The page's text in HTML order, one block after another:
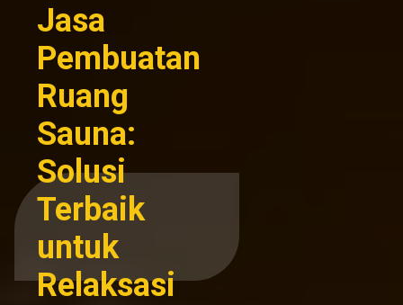
Jasa
Pembuatan
Ruang
Sauna:
Solusi
Terbaik
untuk
Relaksasi